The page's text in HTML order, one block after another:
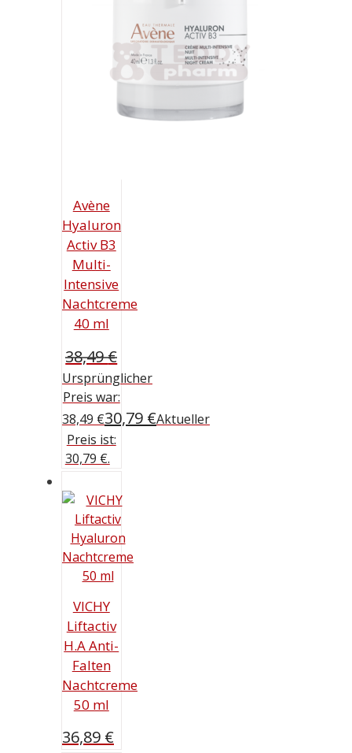
Avène
Hyaluron
Activ B3
Multi-
Intensive
Nachtcreme
40 ml
38,49€
Ursprünglicher
Preis war:
38,49 €30,79 €Aktueller
Preis ist:
30,79 €.
VICHY
Liftactiv
H.A Anti-
Falten
Nachtcreme
50 ml
36,89 €